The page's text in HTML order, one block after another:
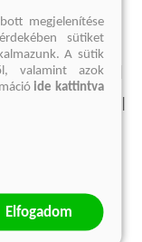
nyilatkozat
megjelenítése
sütiket
A sütik
valamint azok
ide kattintva
Elfogadom